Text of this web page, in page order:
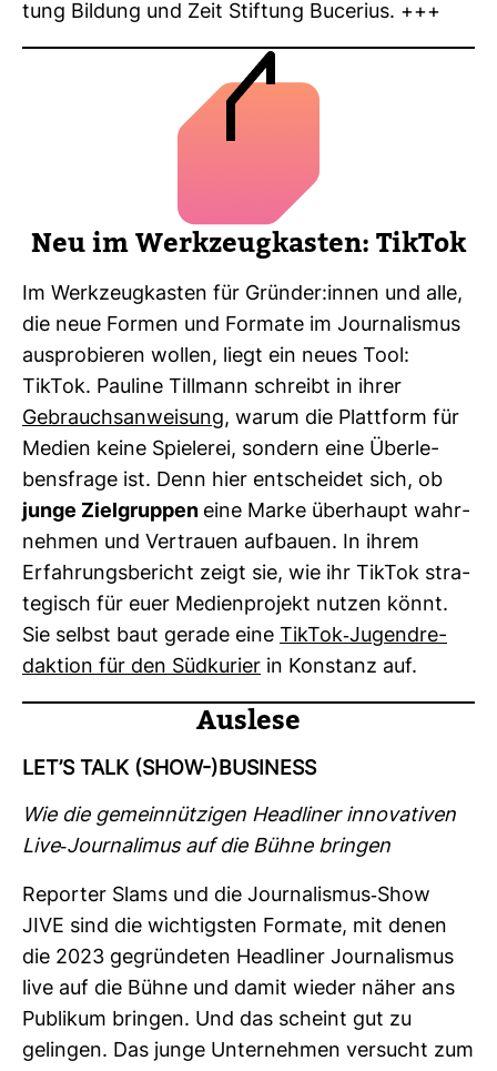
tung Bil­dung und Zeit Stif­tung Buce­rius. +++
Neu im Werk­zeug­kasten: TikTok
Im Werk­zeug­kasten für Gründer:innen und alle,
die neue Formen und For­mate im Jour­na­lismus
aus­pro­bieren wollen, liegt ein neues Tool:
TikTok. Pau­line Till­mann schreibt in ihrer
Gebrauchs­an­wei­sung, warum die Platt­form für
Medien keine Spie­lerei, son­dern eine Über­le­
bens­frage ist. Denn hier ent­scheidet sich, ob
junge Ziel­gruppen eine Marke über­haupt wahr­
nehmen und Ver­trauen auf­bauen. In ihrem
Erfah­rungs­be­richt zeigt sie, wie ihr TikTok stra­
te­gisch für euer Medi­en­pro­jekt nutzen könnt.
Sie selbst baut gerade eine TikTok-​Jugend­re­
dak­tion für den Süd­ku­rier in Kon­stanz auf.
Aus­lese
LET’S TALK (SHOW-)BUSI­NESS
Wie die gemein­nüt­zigen Head­liner inno­va­tiven
Live-​Jour­na­limus auf die Bühne bringen
Reporter Slams und die Jour­na­lismus-​Show
JIVE sind die wich­tigsten For­mate, mit denen
die 2023 gegrün­deten Head­liner Jour­na­lismus
live auf die Bühne und damit wieder näher ans
Publikum bringen. Und das scheint gut zu
gelingen. Das junge Unter­nehmen ver­sucht zum